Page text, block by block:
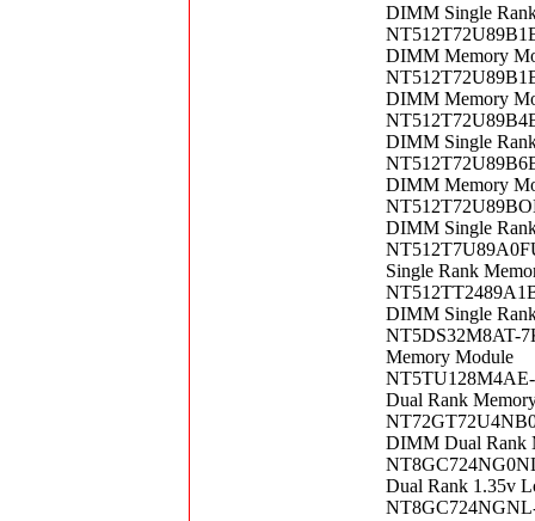
DIMM Single
DIMM Memory
DIMM Memory
DIMM Single
DIMM Memory
DIMM Single
Single Rank
DIMM Single
NT5DS32M8AT-
Memory Module
Dual Rank
DIMM Dual Rank
Dual Rank 1.35v